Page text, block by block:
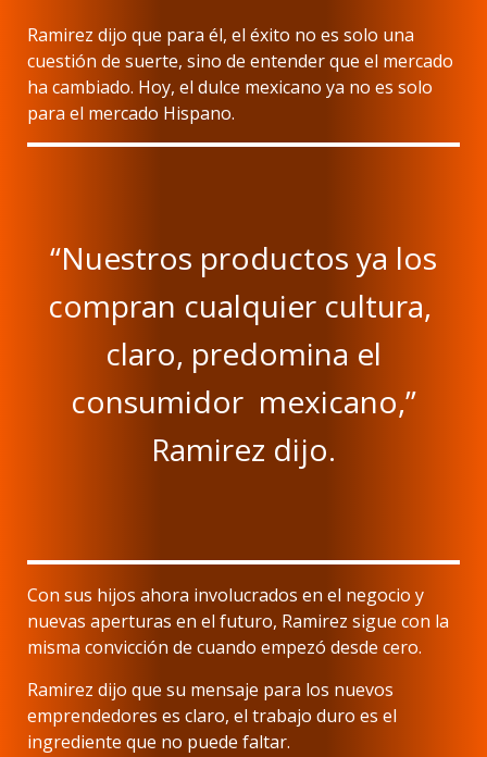
Ramirez dijo que para él, el éxito no es solo una
cuestión de suerte, sino de entender que el mercado
ha cambiado. Hoy, el dulce mexicano ya no es solo
para el mercado Hispano.
“Nuestros productos ya los
compran cualquier cultura,
claro, predomina el
consumidor mexicano,”
Ramirez dijo.
Con sus hijos ahora involucrados en el negocio y
nuevas aperturas en el futuro, Ramirez sigue con la
misma convicción de cuando empezó desde cero.
Ramirez dijo que su mensaje para los nuevos
emprendedores es claro, el trabajo duro es el
ingrediente que no puede faltar.